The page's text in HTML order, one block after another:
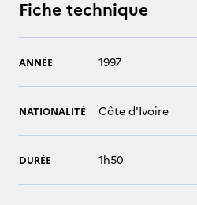
Fiche technique
ANNÉE 1997
NATIONALITÉ Côte d'Ivoire
DURÉE 1h50